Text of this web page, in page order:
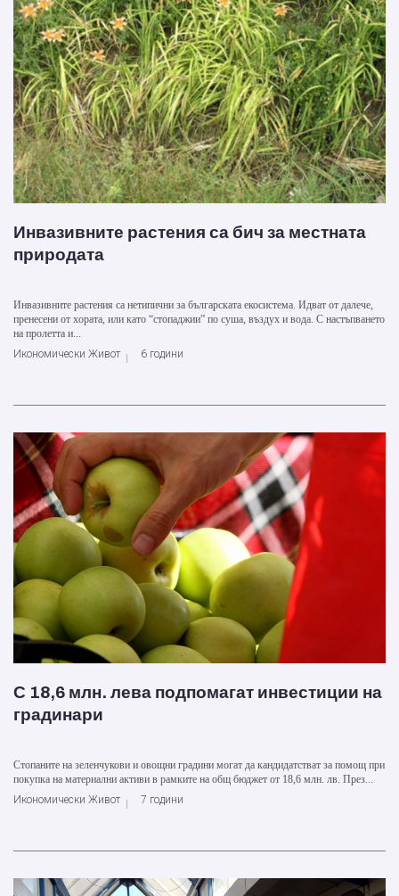
Инвазивните растения са бич за местната
природата
Инвазивните растения са нетипични за българската екосистема. Идват от далече,
пренесени от хората, или като “стопаджии” по суша, въздух и вода. С настъпването
на пролетта и...
Икономически Живот
6 години
С 18,6 млн. лева подпомагат инвестиции на
градинари
Стопаните на зеленчукови и овощни градини могат да кандидатстват за помощ при
покупка на материални активи в рамките на общ бюджет от 18,6 млн. лв. През...
Икономически Живот
7 години